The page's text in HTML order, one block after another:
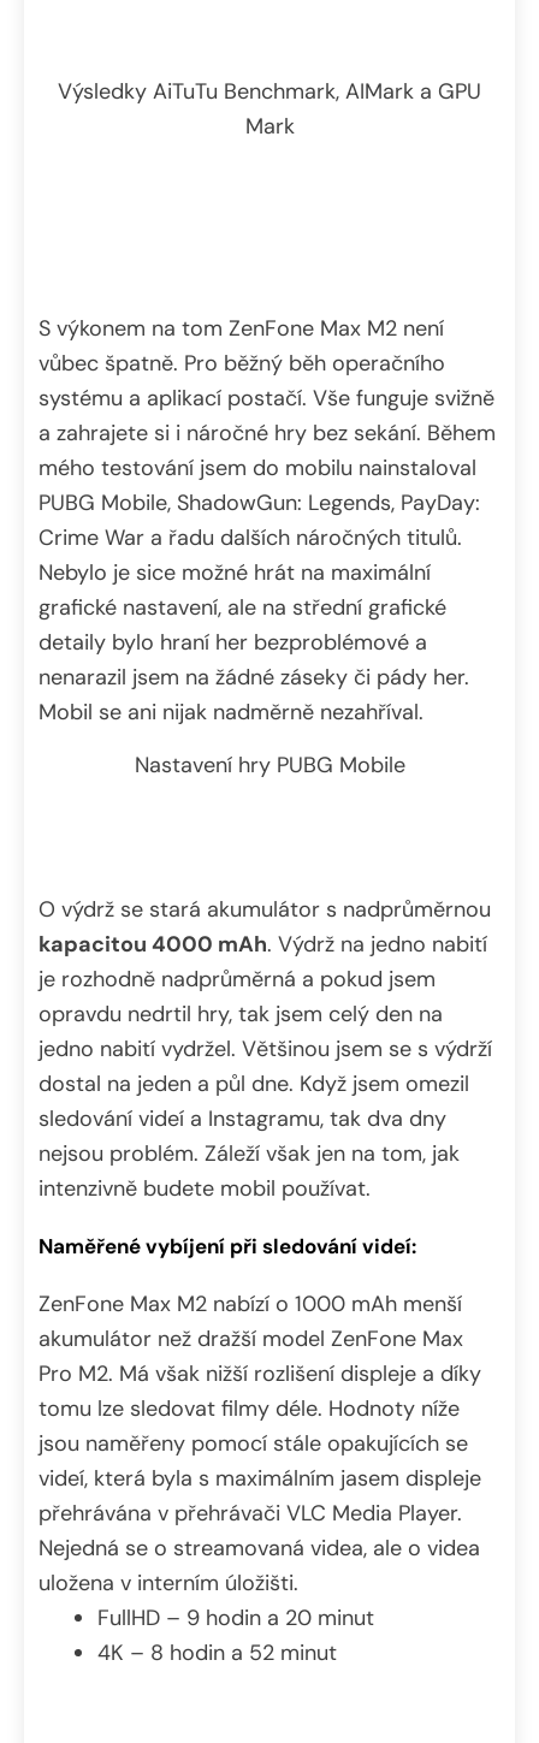
Výsledky AiTuTu Benchmark, AIMark a GPU
Mark
S výkonem na tom ZenFone Max M2 není
vůbec špatně. Pro běžný běh operačního
systému a aplikací postačí. Vše funguje svižně
a zahrajete si i náročné hry bez sekání. Během
mého testování jsem do mobilu nainstaloval
PUBG Mobile, ShadowGun: Legends, PayDay:
Crime War a řadu dalších náročných titulů.
Nebylo je sice možné hrát na maximální
grafické nastavení, ale na střední grafické
detaily bylo hraní her bezproblémové a
nenarazil jsem na žádné záseky či pády her.
Mobil se ani nijak nadměrně nezahříval.
Nastavení hry PUBG Mobile
O výdrž se stará akumulátor s nadprůměrnou
kapacitou 4000 mAh. Výdrž na jedno nabití
je rozhodně nadprůměrná a pokud jsem
opravdu nedrtil hry, tak jsem celý den na
jedno nabití vydržel. Většinou jsem se s výdrží
dostal na jeden a půl dne. Když jsem omezil
sledování videí a Instagramu, tak dva dny
nejsou problém. Záleží však jen na tom, jak
intenzivně budete mobil používat.
Naměřené vybíjení při sledování videí:
ZenFone Max M2 nabízí o 1000 mAh menší
akumulátor než dražší model ZenFone Max
Pro M2. Má však nižší rozlišení displeje a díky
tomu lze sledovat filmy déle. Hodnoty níže
jsou naměřeny pomocí stále opakujících se
videí, která byla s maximálním jasem displeje
přehrávána v přehrávači VLC Media Player.
Nejedná se o streamovaná videa, ale o videa
uložena v interním úložišti.
FullHD – 9 hodin a 20 minut
4K – 8 hodin a 52 minut